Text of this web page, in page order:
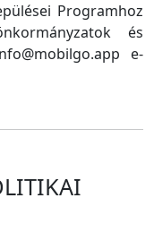
Programhoz
és
e-